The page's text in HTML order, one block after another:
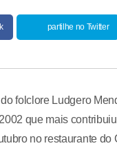
partilhe no Twitter
folclore Ludgero
que mais
no restaurante